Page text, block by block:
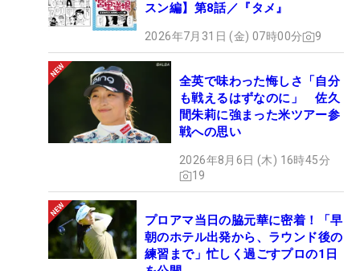
スン編】第8話／『タメ』
2026年7月31日 (金) 07時00分 9
全英で味わった悔しさ「自分
も戦えるはずなのに」 佐久
間朱莉に強まった米ツアー参
戦への思い
2026年8月6日 (木) 16時45分
19
プロアマ当日の脇元華に密着！「早
朝のホテル出発から、ラウンド後の
練習まで」忙しく過ごすプロの1日